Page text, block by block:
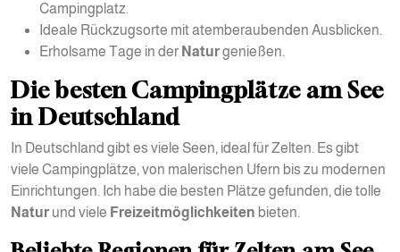
Campingplatz.
Ideale Rückzugsorte mit atemberaubenden Ausblicken.
Erholsame Tage in der Naturgenießen.
Die besten Campingplätze am See
in Deutschland
In Deutschland gibt es viele Seen, ideal für Zelten. Es gibt
viele Campingplätze, von malerischen Ufern bis zu modernen
Einrichtungen. Ich habe die besten Plätze gefunden, die tolle
Natur und viele Freizeitmöglichkeiten bieten.